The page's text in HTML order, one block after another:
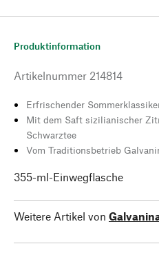
Produktinformation
Artikelnummer 214814
Erfrischender
Mit dem Saft sizilianischer
Schwarztee
Vom Traditionsbetrieb
355-ml-Einwegflasche
Weitere Artikel von